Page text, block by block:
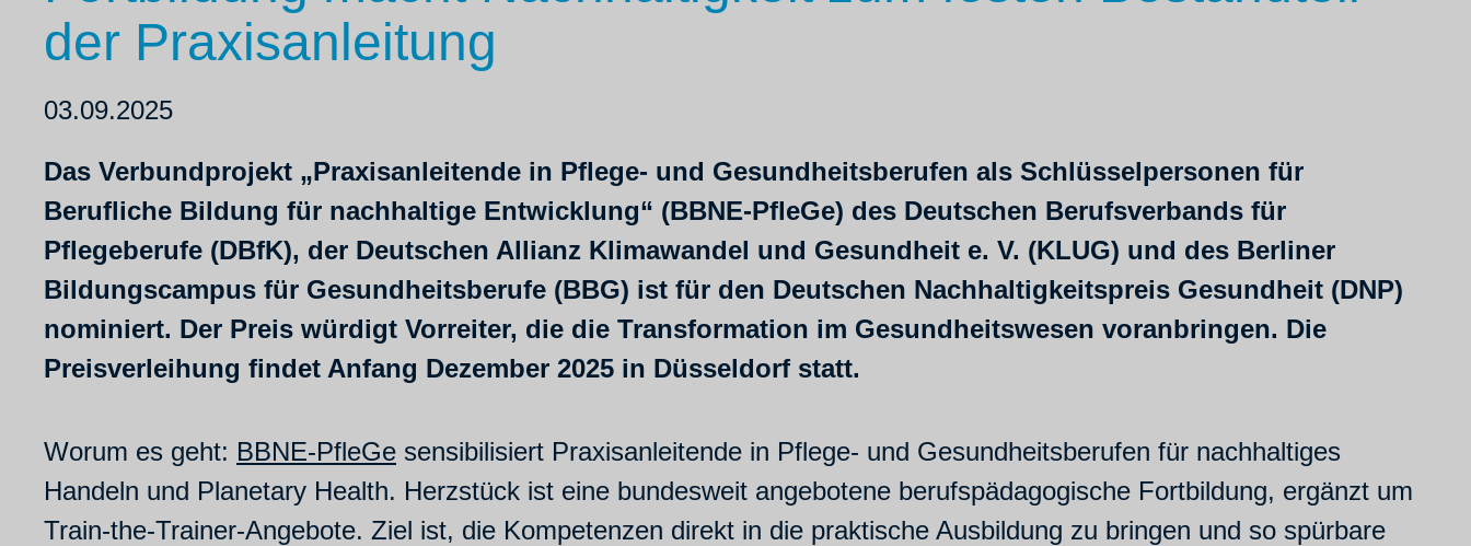
der Praxisanleitung
03.09.2025
Das Verbundprojekt „Praxisanleitende in Pflege- und Gesundheitsberufen als Schlüsselpersonen für
Berufliche Bildung für nachhaltige Entwicklung“ (BBNE-PfleGe) des Deutschen Berufsverbands für
Pflegeberufe (DBfK), der Deutschen Allianz Klimawandel und Gesundheit e. V. (KLUG) und des Berliner
Bildungscampus für Gesundheitsberufe (BBG) ist für den Deutschen Nachhaltigkeitspreis Gesundheit (DNP)
nominiert. Der Preis würdigt Vorreiter, die die Transformation im Gesundheitswesen voranbringen. Die
Preisverleihung findet Anfang Dezember 2025 in Düsseldorf statt.
Worum es geht: BBNE-PfleGe sensibilisiert Praxisanleitende in Pflege- und Gesundheitsberufen für nachhaltiges
Handeln und Planetary Health. Herzstück ist eine bundesweit angebotene berufspädagogische Fortbildung, ergänzt um
Train-the-Trainer-Angebote. Ziel ist, die Kompetenzen direkt in die praktische Ausbildung zu bringen und so spürbare